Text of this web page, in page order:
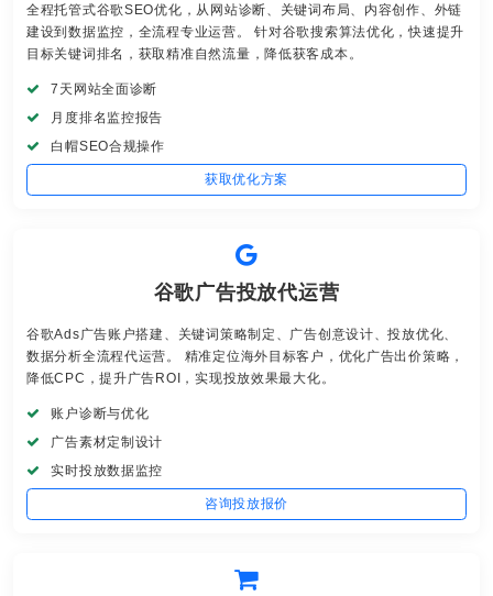
全程托管式谷歌SEO优化，从网站诊断、关键词布局、内容创作、外链
建设到数据监控，全流程专业运营。 针对谷歌搜索算法优化，快速提升
目标关键词排名，获取精准自然流量，降低获客成本。
7天网站全面诊断
月度排名监控报告
白帽SEO合规操作
获取优化方案
谷歌广告投放代运营
谷歌Ads广告账户搭建、关键词策略制定、广告创意设计、投放优化、
数据分析全流程代运营。 精准定位海外目标客户，优化广告出价策略，
降低CPC，提升广告ROI，实现投放效果最大化。
账户诊断与优化
广告素材定制设计
实时投放数据监控
咨询投放报价